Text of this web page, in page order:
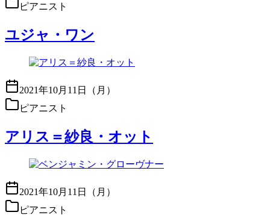
ピアニスト
ユジャ・ワン
2021年10月11日（月）
ピアニスト
アリス＝紗良・オット
2021年10月11日（月）
ピアニスト